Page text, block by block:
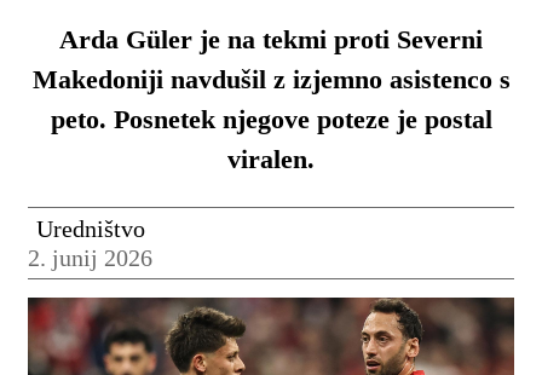
Arda Güler je na tekmi proti Severni
Makedoniji navdušil z izjemno asistenco s
peto. Posnetek njegove poteze je postal
viralen.
Uredništvo
2. junij 2026